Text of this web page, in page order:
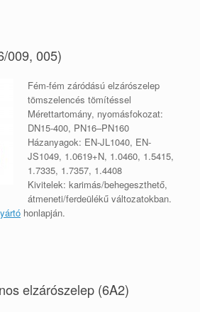
009, 005)
Fém-fém záródású elzárószelep
tömszelencés tömítéssel
Mérettartomány, nyomásfokozat:
DN15-400, PN16–PN160
Házanyagok: EN-JL1040, EN-
JS1049, 1.0619+N, 1.0460, 1.5415,
1.7335, 1.7357, 1.4408
Kivitelek: karimás/behegeszthető,
átmeneti/ferdeülékű változatokban.
honlapján.
elzárószelep (6A2)